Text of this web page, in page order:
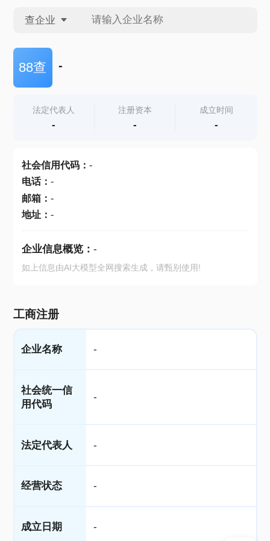
查企业
查企业
查产地
88查 -
法定代表人
-
注册资本
-
成立时间
-
社会信用代码： -
电话： -
邮箱： -
地址： -
企业信息概览： -
如上信息由AI大模型全网搜索生成，请甄别使用!
工商注册
企业名称 -
社会统一信
用代码
-
法定代表人 -
经营状态 -
成立日期 -